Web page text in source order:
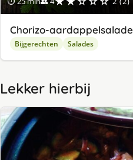
Chorizo-aardappelsalade
Bijgerechten Salades
Lekker hierbij